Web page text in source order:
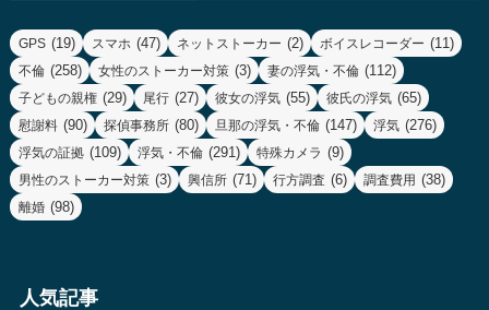
GPS (19) スマホ (47) ネットストーカー (2) ボイスレコーダー (11)
不倫 (258) 女性のストーカー対策 (3) 妻の浮気・不倫 (112)
子どもの親権 (29) 尾行 (27) 彼女の浮気 (55) 彼氏の浮気 (65)
慰謝料 (90) 探偵事務所 (80) 旦那の浮気・不倫 (147) 浮気 (276)
浮気の証拠 (109) 浮気・不倫 (291) 特殊カメラ (9)
男性のストーカー対策 (3) 興信所 (71) 行方調査 (6) 調査費用 (38)
離婚 (98)
人気記事